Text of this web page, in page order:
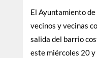
El Ayuntamiento
vecinos y vecinas
salida del barrio
este miércoles 20 y